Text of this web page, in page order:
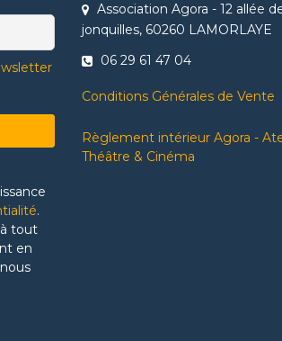
.
tout
en
Association Agora - 12 allée
jonquilles, 60260 LAMORLAYE
06 29 61 47 04
Conditions Générales de Vente
Règlement intérieur Agora -
Théâtre & Cinéma